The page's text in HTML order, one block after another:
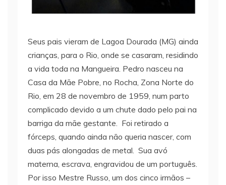
Seus pais vieram de Lagoa Dourada (MG) ainda
crianças, para o Rio, onde se casaram, residindo
a vida toda na Mangueira. Pedro nasceu na
Casa da Mãe Pobre, no Rocha, Zona Norte do
Rio, em 28 de novembro de 1959, num parto
complicado devido a um chute dado pelo pai na
barriga da mãe gestante. Foi retirado a
fórceps, quando ainda não queria nascer, com
duas pás alongadas de metal. Sua avó
materna, escrava, engravidou de um português.
Por isso Mestre Russo, um dos cinco irmãos –